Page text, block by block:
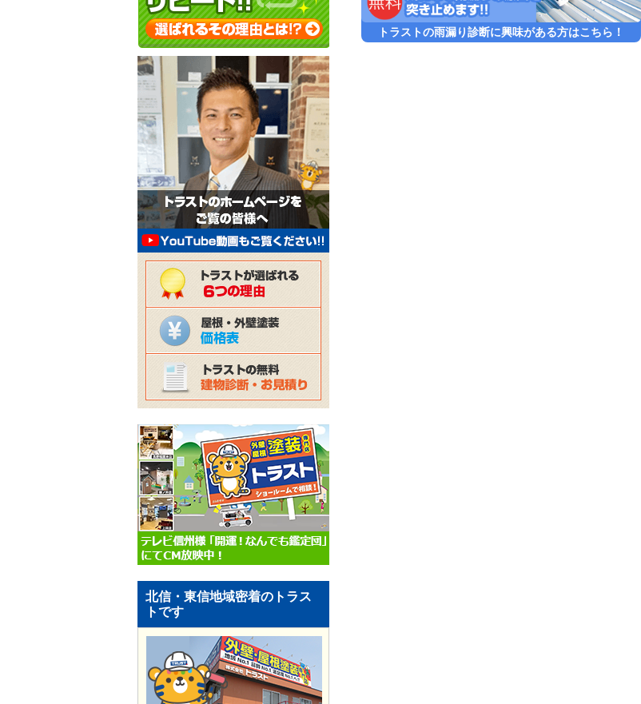
トラストの雨漏り診断に興味がある方はこちら！
北信・東信地域密着のトラス
トです